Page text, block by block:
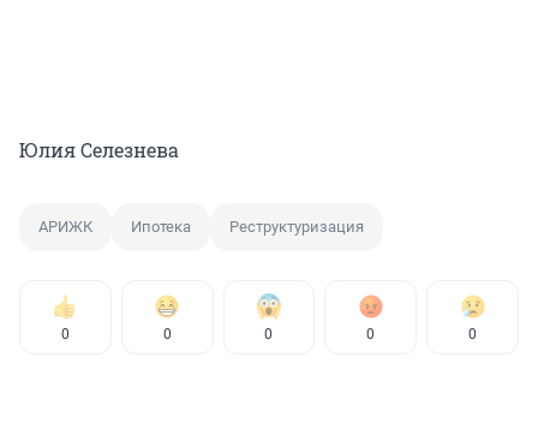
Юлия Селезнева
АРИЖК Ипотека Реструктуризация
0 0 0 0 0